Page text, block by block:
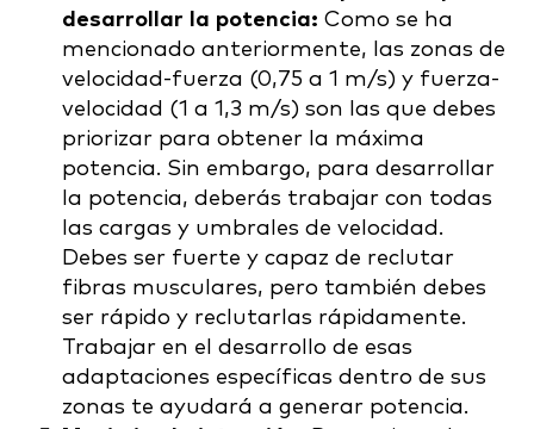
desarrollar la potencia: Como se ha
mencionado anteriormente, las zonas de
velocidad-fuerza (0,75 a 1 m/s) y fuerza-
velocidad (1 a 1,3 m/s) son las que debes
priorizar para obtener la máxima
potencia. Sin embargo, para desarrollar
la potencia, deberás trabajar con todas
las cargas y umbrales de velocidad.
Debes ser fuerte y capaz de reclutar
fibras musculares, pero también debes
ser rápido y reclutarlas rápidamente.
Trabajar en el desarrollo de esas
adaptaciones específicas dentro de sus
zonas te ayudará a generar potencia.